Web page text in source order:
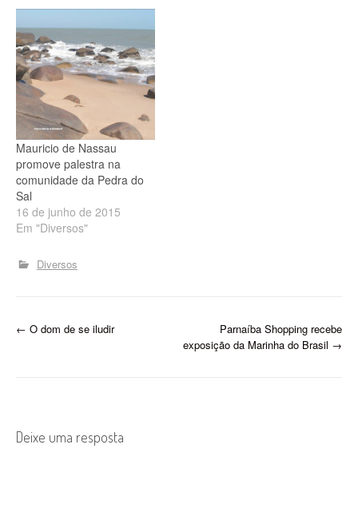
Mauricio de Nassau
promove palestra na
comunidade da Pedra do
Sal
16 de junho de 2015
Em "Diversos"
Diversos
P
n
← O dom de se iludir
Parnaíba Shopping recebe
exposição da Marinha do Brasil →
Deixe uma resposta